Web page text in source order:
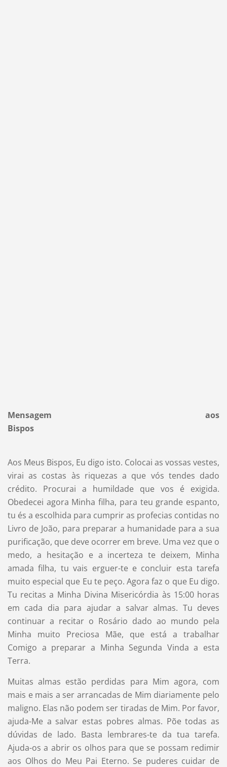
Mensagem aos
Bispos
Aos Meus Bispos, Eu digo isto. Colocai as vossas vestes,
virai as costas às riquezas a que vós tendes dado
crédito. Procurai a humildade que vos é exigida.
Obedecei agora Minha filha, para teu grande espanto,
tu és a escolhida para cumprir as profecias contidas no
Livro de João, para preparar a humanidade para a sua
purificação, que deve ocorrer em breve. Uma vez que o
medo, a hesitação e a incerteza te deixem, Minha
amada filha, tu vais erguer-te e concluir esta tarefa
muito especial que Eu te peço. Agora faz o que Eu digo.
Tu recitas a Minha Divina Misericórdia às 15:00 horas
em cada dia para ajudar a salvar almas. Tu deves
continuar a recitar o Rosário dado ao mundo pela
Minha muito Preciosa Mãe, que está a trabalhar
Comigo a preparar a Minha Segunda Vinda a esta
Terra.
Muitas almas estão perdidas para Mim agora, com
mais e mais a ser arrancadas de Mim diariamente pelo
maligno. Elas não podem ser tiradas de Mim. Por favor,
ajuda-Me a salvar estas pobres almas. Põe todas as
dúvidas de lado. Basta lembrares-te da tua tarefa.
Ajuda-os a abrir os olhos para que se possam redimir
aos Olhos do Meu Pai Eterno. Se puderes cuidar de